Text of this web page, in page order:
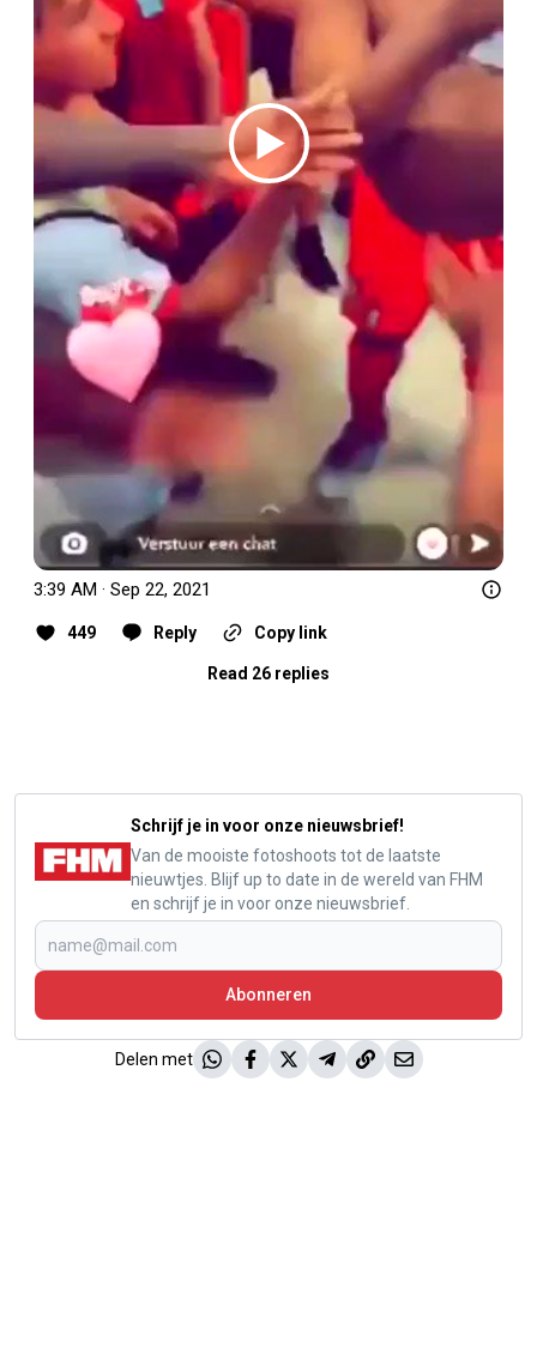
3:39 AM · Sep 22, 2021
449 Reply Copy link
Read 26 replies
Schrijf je in voor onze nieuwsbrief!
Van de mooiste fotoshoots tot de laatste
nieuwtjes. Blijf up to date in de wereld van FHM
en schrijf je in voor onze nieuwsbrief.
Abonneren
Delen met